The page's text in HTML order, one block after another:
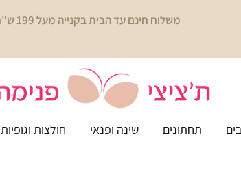
משלוח חינם עד הבית בקנייה מעל 199 ש''ח
תחתונים שינה ופנאי חולצות וגופיות